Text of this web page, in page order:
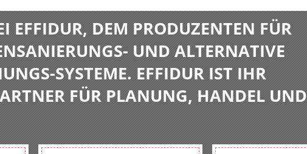
EFFIDUR, DEM PRODUZENTEN FÜR
UND ALTERNATIVE
SYSTEME. EFFIDUR IST IHR
FÜR PLANUNG, HANDEL UND